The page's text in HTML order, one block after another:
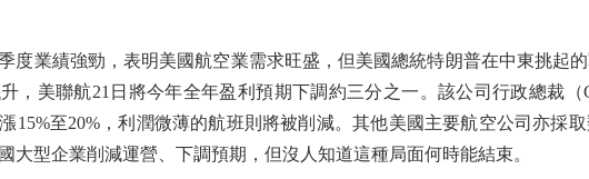
業績強勁，表明美國航空業需求旺盛，但美國總統特朗普在中東挑起的
，美聯航21日將今年全年盈利預期下調約三分之一。該公司行政總裁
15%至20%，利潤微薄的航班則將被削減。其他美國主要航空公司亦採
大型企業削減運營、下調預期，但沒人知道這種局面何時能結束。